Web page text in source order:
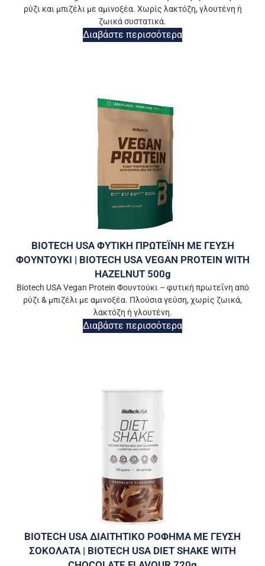
ρύζι και μπιζέλι με αμινοξέα. Χωρίς λακτόζη, γλουτένη ή
ζωικά συστατικά.
Διαβάστε περισσότερα
BIOTECH USA ΦΥΤΙΚΗ ΠΡΩΤΕΪΝΗ ΜΕ ΓΕΥΣΗ
ΦΟΥΝΤΟΥΚΙ | BIOTECH USA VEGAN PROTEIN WITH
HAZELNUT 500g
Biotech USA Vegan Protein Φουντούκι – φυτική πρωτεΐνη από
ρύζι & μπιζέλι με αμινοξέα. Πλούσια γεύση, χωρίς ζωικά,
λακτόζη ή γλουτένη.
Διαβάστε περισσότερα
BIOTECH USA ΔΙΑΙΤΗΤΙΚΟ ΡΟΦΗΜΑ ΜΕ ΓΕΥΣΗ
ΣΟΚΟΛΑΤΑ | BIOTECH USA DIET SHAKE WITH